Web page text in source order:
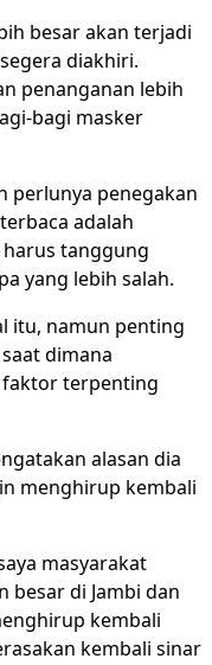
besar akan terjadi
diakhiri.
penanganan lebih
bagi masker
perlunya penegakan
adalah
tanggung
yang lebih salah.
itu, namun penting
dimana
faktor terpenting
alasan dia
menghirup kembali
masyarakat
besar di Jambi dan
kembali
kembali sinar